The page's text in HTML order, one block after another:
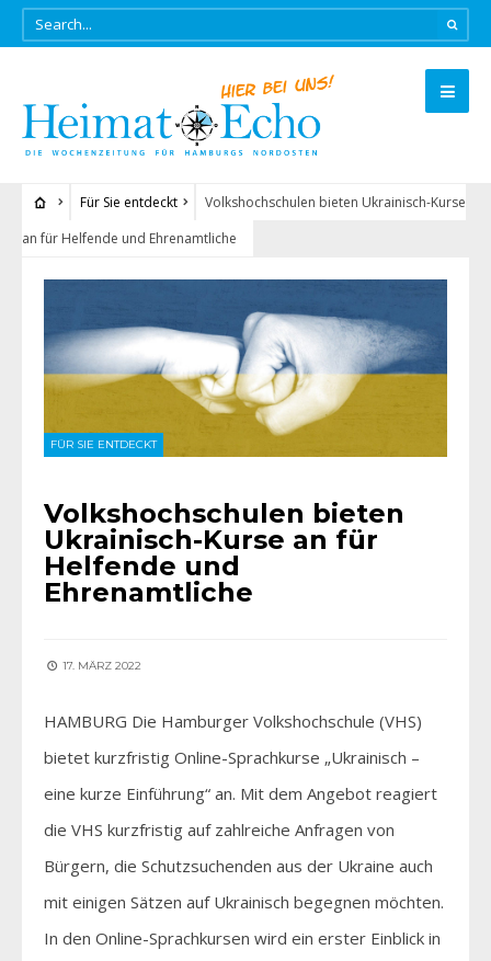
Für Sie entdeckt
Volkshochschulen bieten Ukrainisch-Kurse
an für Helfende und Ehrenamtliche
FÜR SIE ENTDECKT
Volkshochschulen bieten
Ukrainisch-Kurse an für
Helfende und
Ehrenamtliche
17. MÄRZ 2022
HAMBURG Die Hamburger Volkshochschule (VHS)
bietet kurzfristig Online-Sprachkurse „Ukrainisch –
eine kurze Einführung“ an. Mit dem Angebot reagiert
die VHS kurzfristig auf zahlreiche Anfragen von
Bürgern, die Schutzsuchenden aus der Ukraine auch
mit einigen Sätzen auf Ukrainisch begegnen möchten.
In den Online-Sprachkursen wird ein erster Einblick in